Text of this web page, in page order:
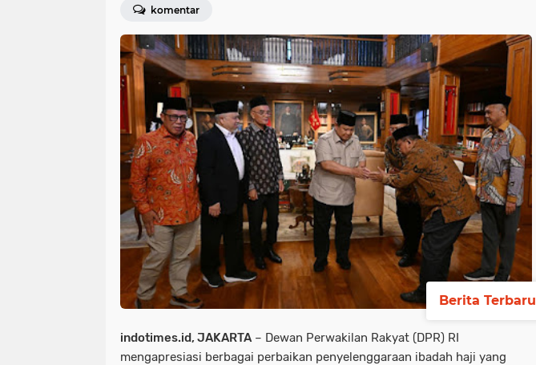
komentar
indotimes.id, JAKARTA – Dewan Perwakilan Rakyat (DPR) RI
mengapresiasi berbagai perbaikan penyelenggaraan ibadah haji yang
Berita Terbaru